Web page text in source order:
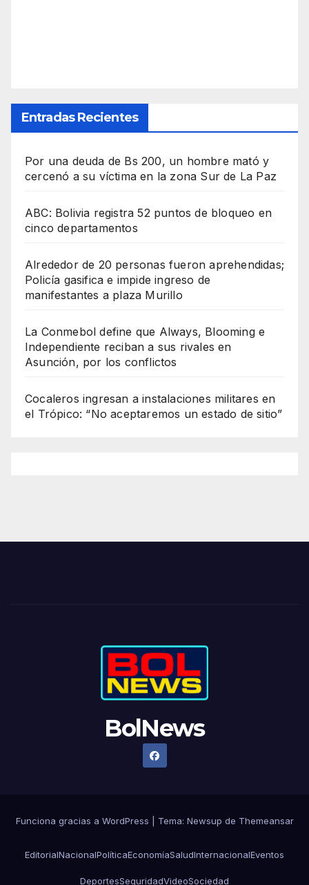
Entradas Recientes
Por una deuda de Bs 200, un hombre mató y
cercenó a su víctima en la zona Sur de La Paz
ABC: Bolivia registra 52 puntos de bloqueo en
cinco departamentos
Alrededor de 20 personas fueron aprehendidas;
Policía gasifica e impide ingreso de
manifestantes a plaza Murillo
La Conmebol define que Always, Blooming e
Independiente reciban a sus rivales en
Asunción, por los conflictos
Cocaleros ingresan a instalaciones militares en
el Trópico: “No aceptaremos un estado de sitio”
BolNews
Funciona gracias a WordPress Tema: Newsup de Themeansar
EditorialNacionalPolíticaEconomíaSaludInternacionalEventos
DeportesSeguridadVideoSociedad